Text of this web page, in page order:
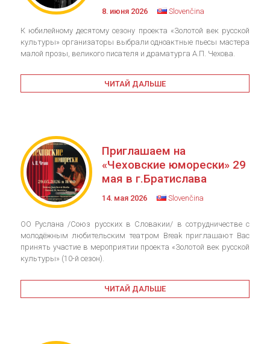
8. июня 2026 Slovenčina
К юбилейному десятому сезону проекта «Золотой век русской
культуры» организаторы выбрали одноактные пьесы мастера
малой прозы, великого писателя и драматурга А.П. Чехова.
ЧИТАЙ ДАЛЬШЕ
Приглашаем на
«Чеховские юморески» 29
мая в г.Братислава
14. мая 2026 Slovenčina
ОО Руслана /Союз русских в Словакии/ в сотрудничестве с
молодёжным любительским театром Break приглашают Вас
принять участие в мероприятии проекта «Золотой век русской
культуры» (10-й сезон).
ЧИТАЙ ДАЛЬШЕ